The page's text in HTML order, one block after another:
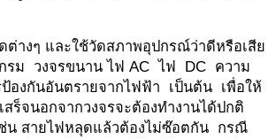
างๆ และใช้วัดสภาพอุปกรณ์ว่าดีหรือเสีย
วงจรขนาน ไฟ AC ไฟ DC ความ
องกันอันตรายจากไฟฟ้า เป็นต้น เพื่อให้
ร็จนอกจากวงจรจะต้องทำงานได้ปกติ
ช่น สายไฟหลุดแล้วต้องไม่ซ๊อตกัน กรณี